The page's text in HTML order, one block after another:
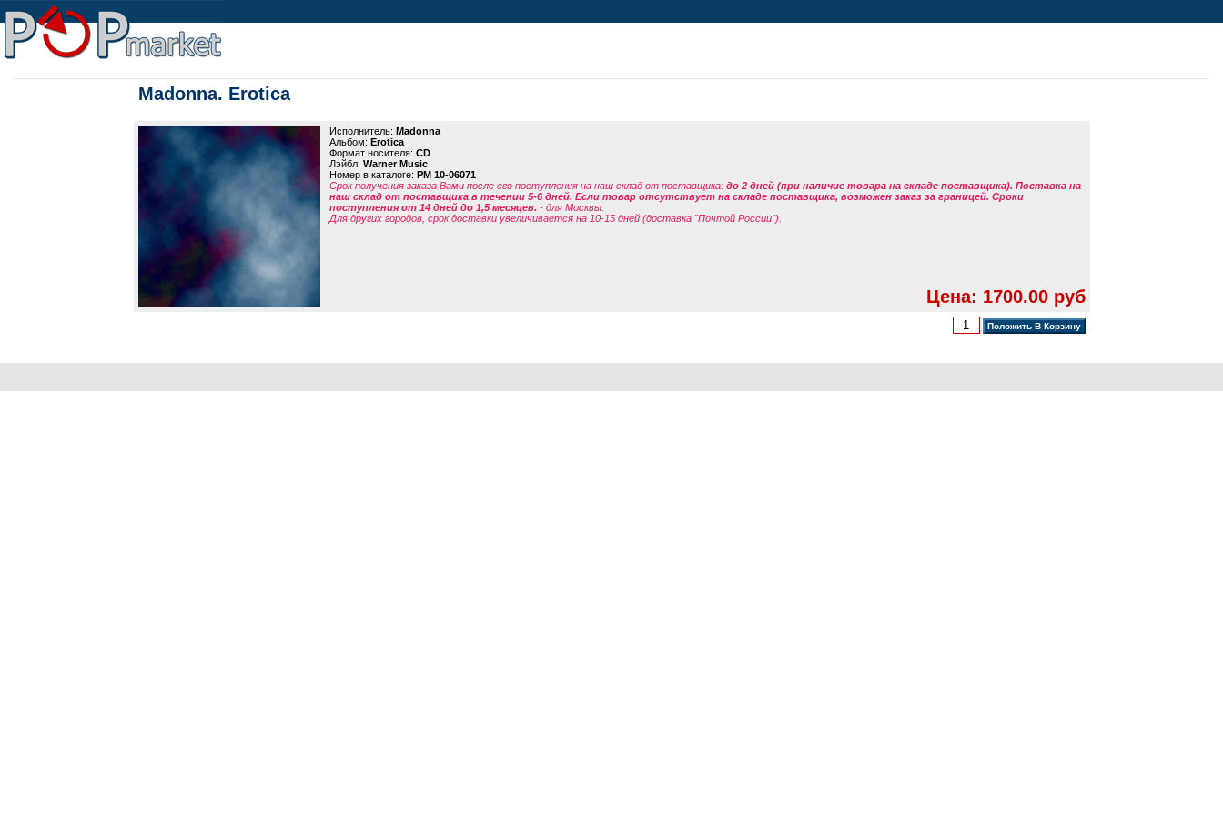
Madonna. Erotica
Исполнитель: Madonna
Альбом: Erotica
Формат носителя: CD
Лэйбл: Warner Music
Номер в каталоге: PM 10-06071
Срок получения заказа Вами после его поступления на наш склад от поставщика: до 2 дней (при наличие товара на складе поставщика). Поставка на
наш склад от поставщика в течении 5-6 дней. Если товар отсутствует на складе поставщика, возможен заказ за границей. Сроки
поступления от 14 дней до 1,5 месяцев. - для Москвы.
Для других городов, срок доставки увеличивается на 10-15 дней (доставка "Почтой России").
Цена: 1700.00 руб